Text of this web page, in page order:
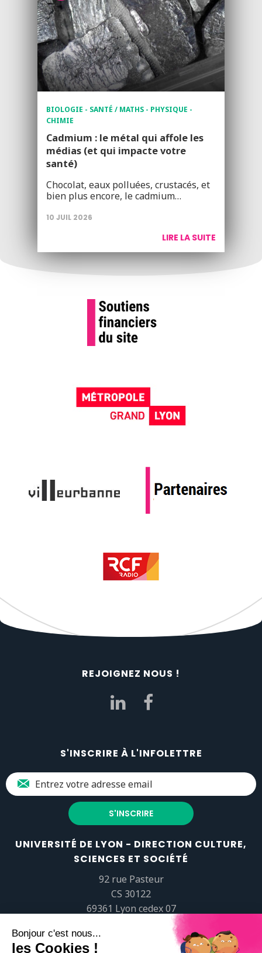
BIOLOGIE - SANTÉ / MATHS - PHYSIQUE -
CHIMIE
Cadmium : le métal qui affole les
médias (et qui impacte votre
santé)
Chocolat, eaux polluées, crustacés, et
bien plus encore, le cadmium…
10 JUIL 2026
LIRE LA SUITE
REJOIGNEZ NOUS !
S'INSCRIRE À L'INFOLETTRE
UNIVERSITÉ DE LYON - DIRECTION CULTURE,
SCIENCES ET SOCIÉTÉ
92 rue Pasteur
CS 30122
69361 Lyon cedex 07
popsciences@universite-lyon.fr
Tél.+33 (0)4 37 37 82 01